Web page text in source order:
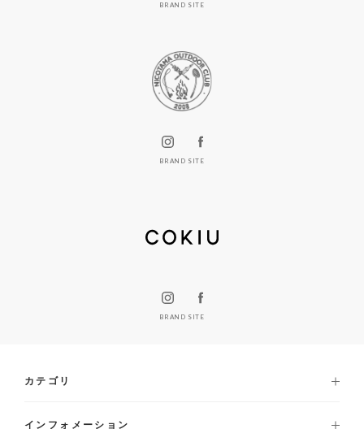
BRAND SITE
BRAND SITE
BRAND SITE
カテゴリ
インフォメーション